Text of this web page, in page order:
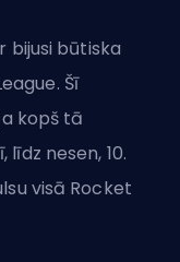
bijusi būtiska
Šī
kopš tā
nesen, 10.
visā Rocket